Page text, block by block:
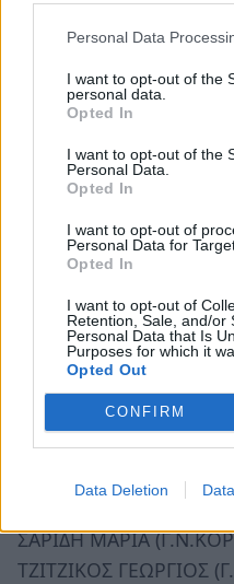
Personal Data
I want to opt-out of the
personal data.
Opted In
I want to opt-out of the
Personal Data.
Opted In
I want to opt-out of
Personal Data for
Opted In
I want to opt-out of
Retention, Sale, and/or
Personal Data that Is
Purposes for which it
Opted Out
CONFIRM
Data Deletion
Αντιπρόσωποι στη
Ψήφισαν: 441
Άκυρα / Λευκά:25
Υποψήφιοι
Ενότητα Νοσηλευτών
Δημοκρατική
Εκλέγονται κατά τη
οι κάτωθι:
Από την Ενότητα
ΟΡΦΑΝΟΣ ΝΙΚΟΣ
ΛΑΜΠΡΑΚΗ ΜΑΡΙΝΑ
ΣΑΡΙΔΗ ΜΑΡΙΑ
ΤΖΙΤΖΙΚΟΣ ΓΕΩΡΓΙΟΣ